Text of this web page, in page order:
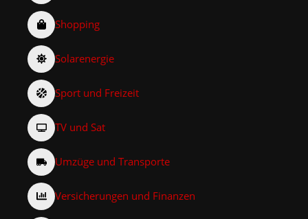
Shopping
Solarenergie
Sport und Freizeit
TV und Sat
Umzüge und Transporte
Versicherungen und Finanzen